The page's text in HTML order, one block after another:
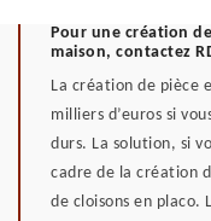
Pour une création
maison, contactez
La création de pièce
milliers d’euros si
durs. La solution, si
cadre de la création
de cloisons en placo.